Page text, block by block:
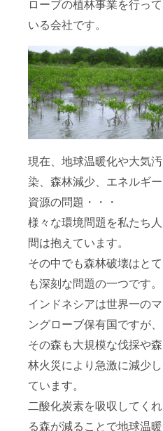
ローブの植林事業を行って
いる会社です。
現在、地球温暖化や大気汚
染、森林減少、エネルギー
資源の問題・・・
様々な環境問題を私たち人
間は抱えています。
その中でも森林破壊はとて
も深刻な問題の一つです。
インドネシアは世界一のマ
ングローブ保有国ですが、
その森も大規模な伐採や森
林火災により急激に減少し
ています。
二酸化炭素を吸収してくれ
る森が減ることで地球温暖